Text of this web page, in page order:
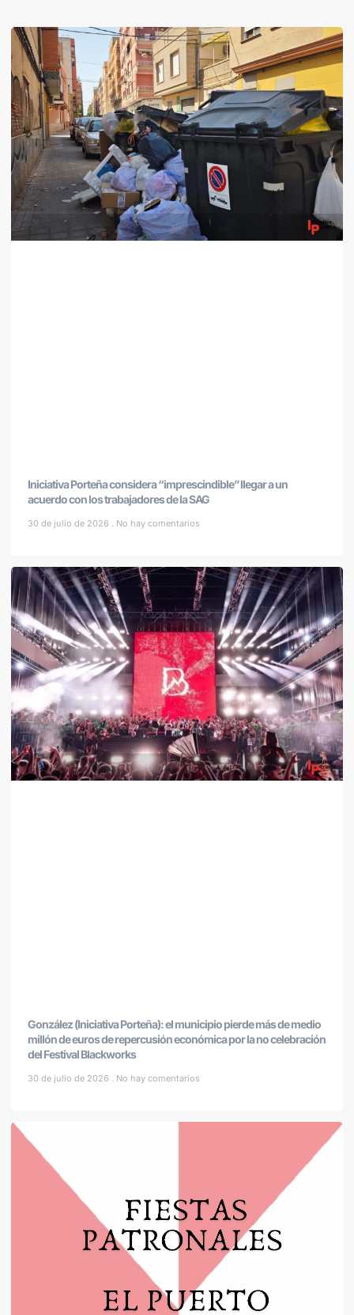
Iniciativa Porteña considera “imprescindible” llegar a un
acuerdo con los trabajadores de la SAG
30 de julio de 2026 No hay comentarios
González (Iniciativa Porteña): el municipio pierde más de medio
millón de euros de repercusión económica por la no celebración
del Festival Blackworks
30 de julio de 2026 No hay comentarios